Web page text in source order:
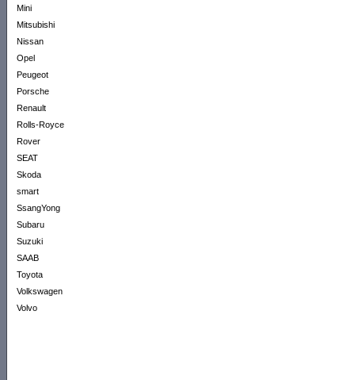
Mini
Mitsubishi
Nissan
Opel
Peugeot
Porsche
Renault
Rolls-Royce
Rover
SEAT
Skoda
smart
SsangYong
Subaru
Suzuki
SAAB
Toyota
Volkswagen
Volvo